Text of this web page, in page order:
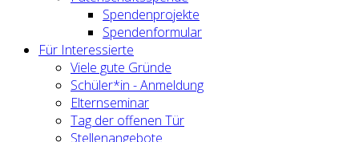
Spendenprojekte
Spendenformular
Für Interessierte
Viele gute Gründe
Schüler*in - Anmeldung
Elternseminar
Tag der offenen Tür
Stellenangebote